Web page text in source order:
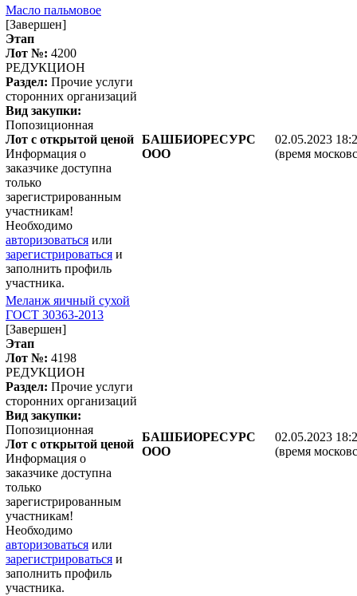
Масло пальмовое
[Завершен]
Этап
Лот №: 4200
РЕДУКЦИОН
Раздел: Прочие услуги
сторонних организаций
Вид закупки:
Попозиционная
Лот с открытой ценой
Информация о
заказчике доступна
только
зарегистрированным
участникам!
Необходимо
авторизоваться или
зарегистрироваться и
заполнить профиль
участника.
БАШБИОРЕСУРС
ООО
02.05.2023
(время
Меланж яичный сухой
ГОСТ 30363-2013
[Завершен]
Этап
Лот №: 4198
РЕДУКЦИОН
Раздел: Прочие услуги
сторонних организаций
Вид закупки:
Попозиционная
Лот с открытой ценой
Информация о
заказчике доступна
только
зарегистрированным
участникам!
Необходимо
авторизоваться или
зарегистрироваться и
заполнить профиль
участника.
БАШБИОРЕСУРС
ООО
02.05.2023
(время